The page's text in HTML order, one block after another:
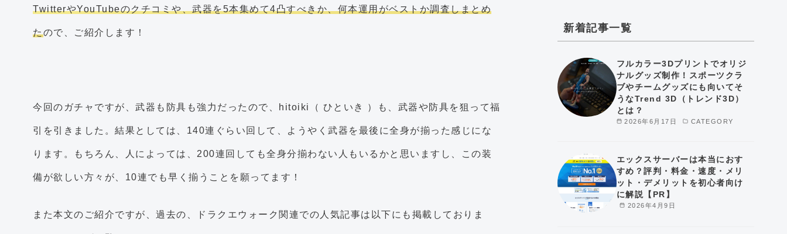
TwitterやYouTubeのクチコミや、武器を5本集めて4凸すべきか、何本運用がベストか調査しまとめ
たので、ご紹介します！
今回のガチャですが、武器も防具も強力だったので、hitoiki（ ひといき ）も、武器や防具を狙って福
引を引きました。結果としては、140連ぐらい回して、ようやく武器を最後に全身が揃った感じにな
ります。もちろん、人によっては、200連回しても全身分揃わない人もいるかと思いますし、この装
備が欲しい方々が、10連でも早く揃うことを願ってます！
また本文のご紹介ですが、過去の、ドラクエウォーク関連での人気記事は以下にも掲載しておりま
新着記事一覧
2026年6月17日 CATEGORY
フルカラー3Dプリントでオリジ
ナルグッズ制作！スポーツクラ
ブやチームグッズにも向いてそ
うなTrend 3D（トレンド3D）
とは？
2026年4月9日
エックスサーバーは本当におす
すめ？評判・料金・速度・メリ
ット・デメリットを初心者向け
に解説【PR】